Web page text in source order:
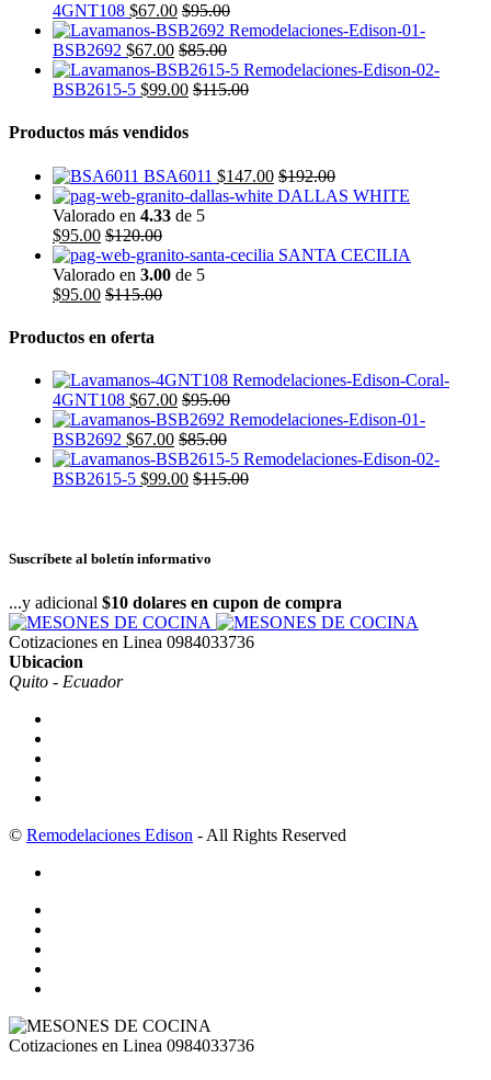
4GNT108 $67.00 $95.00
BSB2692 $67.00 $85.00
BSB2615-5 $99.00 $115.00
Productos más vendidos
BSA6011 $147.00 $192.00
DALLAS WHITE
Valorado en 4.33 de 5
$95.00 $120.00
SANTA CECILIA
Valorado en 3.00 de 5
$95.00 $115.00
Productos en oferta
4GNT108 $67.00 $95.00
BSB2692 $67.00 $85.00
BSB2615-5 $99.00 $115.00
Suscríbete al boletín informativo
...y adicional $10 dolares en cupon de compra
Cotizaciones en Linea 0984033736
Ubicacion
Quito - Ecuador
© Remodelaciones Edison - All Rights Reserved
Cotizaciones en Linea 0984033736